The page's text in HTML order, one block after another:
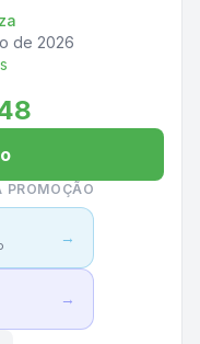
de 2026
PROMOÇÃO
→
→